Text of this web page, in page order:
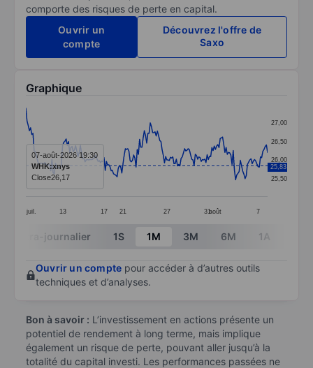
comporte des risques de perte en capital.
Ouvrir un
compte
Découvrez l'offre de
Saxo
Graphique
Line chart with 205 data points.
The chart has 1 X axis displaying categories.
The chart has 1 Y axis displaying values. Data
juil. 13 17 21 27 31août 7
25,50
26,00
26,50
27,00
25,83
07-août-2026 19:30
WHK:xnys
Close26,17
End of interactive chart.
Intra-journalier 1S 1M 3M 6M 1A
Ouvrir un compte pour accéder à d’autres outils
techniques et d’analyses.
Bon à savoir : L’investissement en actions présente un
potentiel de rendement à long terme, mais implique
également un risque de perte, pouvant aller jusqu’à la
totalité du capital investi. Les performances passées ne